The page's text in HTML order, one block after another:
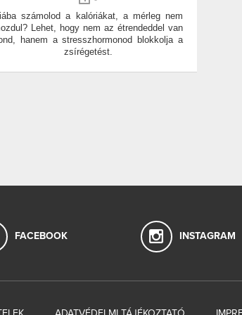
számolod a kalóriákat, a mérleg nem
Lehet, hogy nem az étrendeddel van
hanem a stresszhormonod blokkolja a
zsírégetést.
FACEBOOK INSTAGRAM